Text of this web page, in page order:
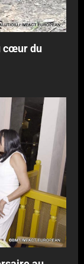
cœur du